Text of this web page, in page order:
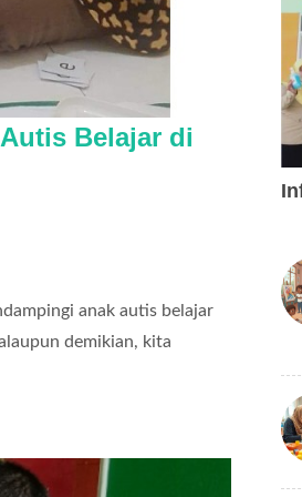
Belajar di
anak autis belajar
demikian, kita